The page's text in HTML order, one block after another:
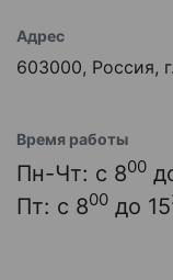
Адрес
603000, Россия,
Время работы
Пн-Чт: с 800
Пт: с 800 до 15